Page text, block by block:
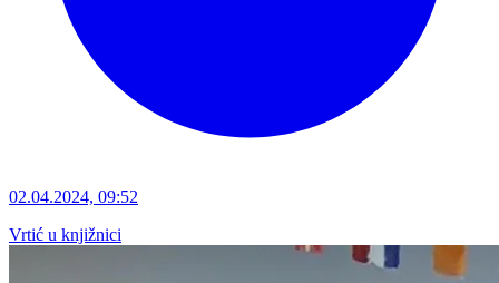
02.04.2024, 09:52
Vrtić u knjižnici